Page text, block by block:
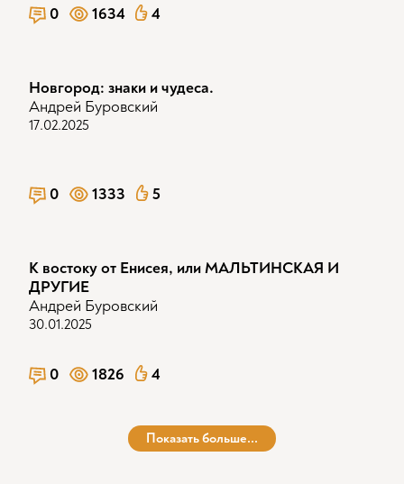
0 1634 4
Новгород: знаки и чудеса.
Андрей Буровский
17.02.2025
0 1333 5
К востоку от Енисея, или МАЛЬТИНСКАЯ И
ДРУГИЕ
Андрей Буровский
30.01.2025
0 1826 4
Показать больше...